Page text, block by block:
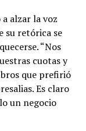
alzar la voz
su retórica se
“Nos
cuotas y
que prefirió
Es claro
un negocio